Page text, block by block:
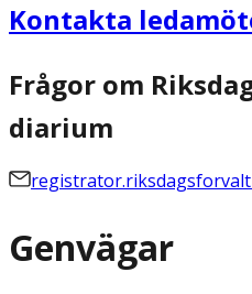
Kontakta
Frågor om
diarium
Genvägar